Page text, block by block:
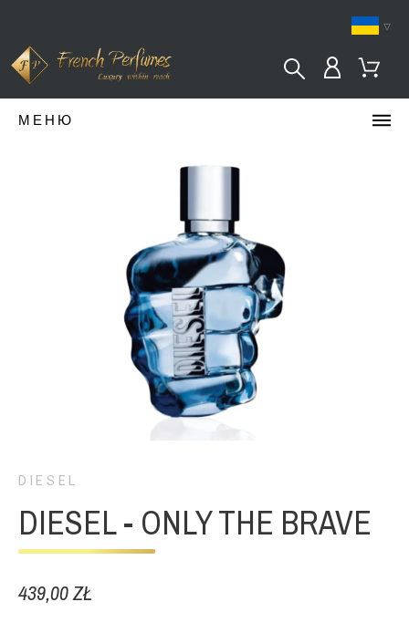
МЕНЮ
DIESEL
DIESEL - ONLY THE BRAVE
439,00 ZŁ
▿